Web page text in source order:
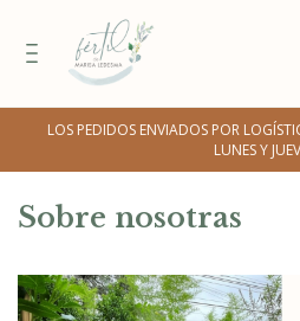
LOS PEDIDOS ENVIADOS POR
LUNES Y
Sobre nosotras